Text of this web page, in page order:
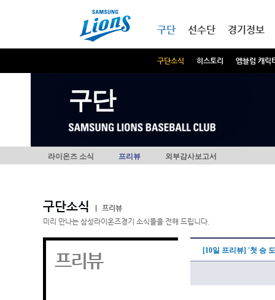
구단
구단소식 히스토리 엠블럼 캐릭
선수단 경기정보
구단
라이온즈 소식 프리뷰 외부감사보고서
구단소식
프리뷰
미리 만나는 삼성라이온즈경기 소식들을 전해 드립니다.
프리뷰 [10일 프리뷰] '첫 승